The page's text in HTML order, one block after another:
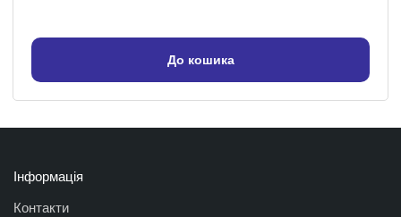
До кошика
Інформація
Контакти